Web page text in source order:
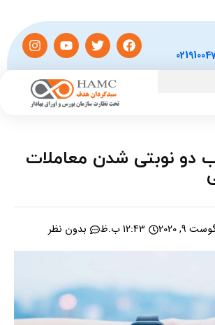
دو نوبتی شدن معاملات
9, 2020 12:43 ب.ظ بدون نظر